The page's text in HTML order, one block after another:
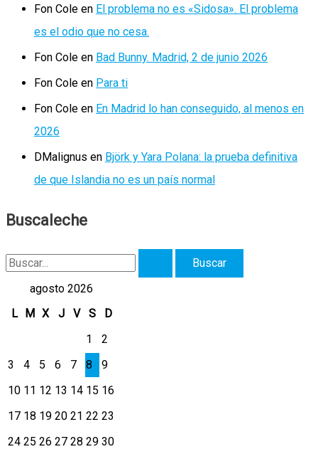
Fon Cole en El problema no es «Sidosa». El problema
es el odio que no cesa.
Fon Cole en Bad Bunny. Madrid, 2 de junio 2026
Fon Cole en Para ti
Fon Cole en En Madrid lo han conseguido, al menos en
2026
DMalignus en Björk y Yara Polana: la prueba definitiva
de que Islandia no es un país normal
Buscaleche
B
p
o
r
agosto 2026
L
M X J V S
D
1
2
3
4 5 6 7 8
9
10 11 12 13 14 15 16
17 18 19 20 21 22 23
24 25 26 27 28 29 30